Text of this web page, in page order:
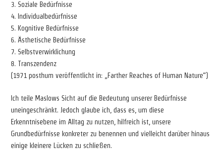
3. Soziale Bedürfnisse
4. Individualbedürfnisse
5. Kognitive Bedürfnisse
6. Ästhetische Bedürfnisse
7. Selbstverwirklichung
8. Transzendenz
(1971 posthum veröffentlicht in: „Farther Reaches of Human Nature“)
Ich teile Maslows Sicht auf die Bedeutung unserer Bedürfnisse
uneingeschränkt. Jedoch glaube ich, dass es, um diese
Erkenntnisebene im Alltag zu nutzen, hilfreich ist, unsere
Grundbedürfnisse konkreter zu benennen und vielleicht darüber hinaus
einige kleinere Lücken zu schließen.